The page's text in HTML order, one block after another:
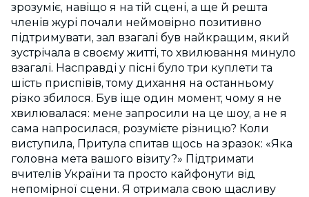
зрозуміє, навіщо я на тій сцені, а ще й решта
членів журі почали неймовірно позитивно
підтримувати, зал взагалі був найкращим, який
зустрічала в своєму житті, то хвилювання минуло
взагалі. Насправді у пісні було три куплети та
шість приспівів, тому дихання на останньому
різко збилося. Був іще один момент, чому я не
хвилювалася: мене запросили на це шоу, а не я
сама напросилася, розумієте різницю? Коли
виступила, Притула спитав щось на зразок: «Яка
головна мета вашого візиту?» Підтримати
вчителів України та просто кайфонути від
непомірної сцени. Я отримала свою щасливу